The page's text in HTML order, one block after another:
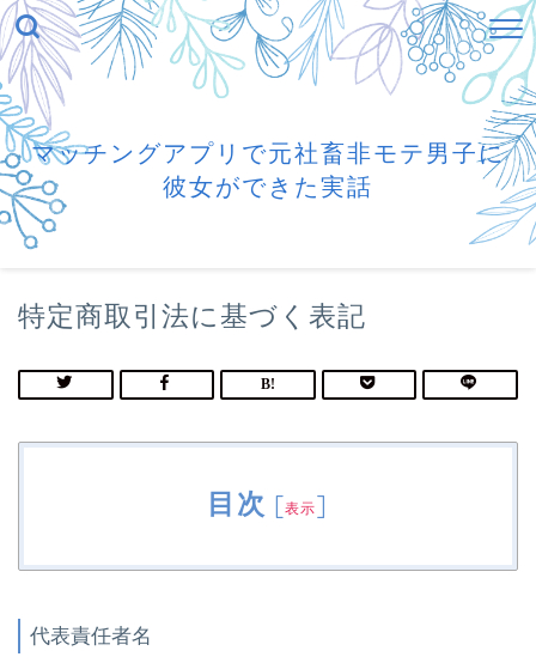
マッチングアプリで元社畜非モテ男子に
彼女ができた実話
特定商取引法に基づく表記
目次 [表示]
代表責任者名